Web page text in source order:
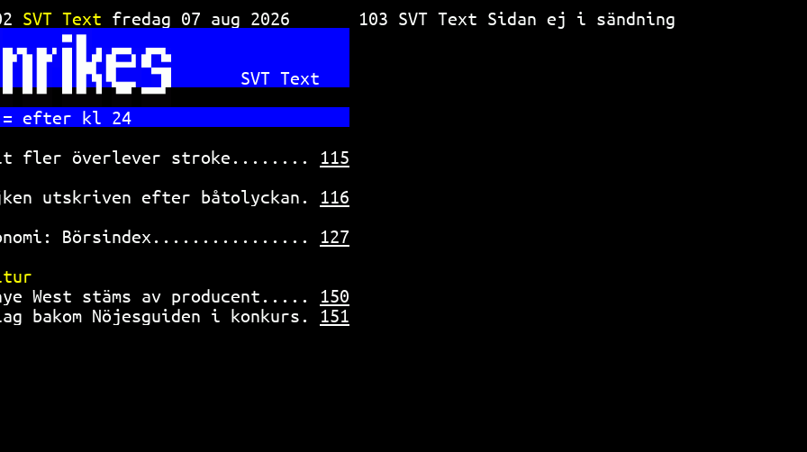
SVT Text fredag 07 aug 2026
SVT Text
= efter kl 24
fler överlever stroke........ 115
utskriven efter båtolyckan. 116
Börsindex................ 127
West stäms av producent..... 150
bakom Nöjesguiden i konkurs. 151
103 SVT Text Sidan ej i sändning